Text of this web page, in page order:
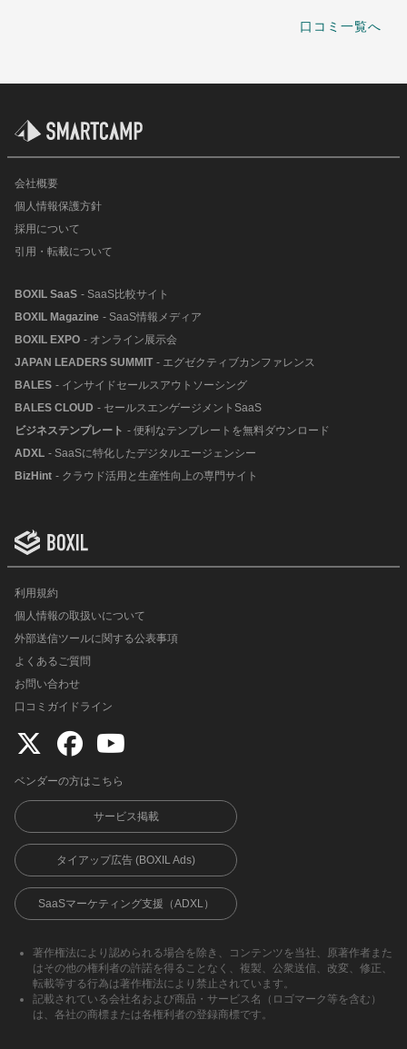
口コミ一覧へ
会社概要
個人情報保護方針
採用について
引用・転載について
BOXIL SaaS - SaaS比較サイト
BOXIL Magazine - SaaS情報メディア
BOXIL EXPO - オンライン展示会
JAPAN LEADERS SUMMIT - エグゼクティブカンファレンス
BALES - インサイドセールスアウトソーシング
BALES CLOUD - セールスエンゲージメントSaaS
ビジネステンプレート - 便利なテンプレートを無料ダウンロード
ADXL - SaaSに特化したデジタルエージェンシー
BizHint - クラウド活用と生産性向上の専門サイト
利用規約
個人情報の取扱いについて
外部送信ツールに関する公表事項
よくあるご質問
お問い合わせ
口コミガイドライン
ベンダーの方はこちら
サービス掲載
タイアップ広告 (BOXIL Ads)
SaaSマーケティング支援（ADXL）
著作権法により認められる場合を除き、コンテンツを当社、原著作者また
はその他の権利者の許諾を得ることなく、複製、公衆送信、改変、修正、
転載等する行為は著作権法により禁止されています。
記載されている会社名および商品・サービス名（ロゴマーク等を含む）
は、各社の商標または各権利者の登録商標です。